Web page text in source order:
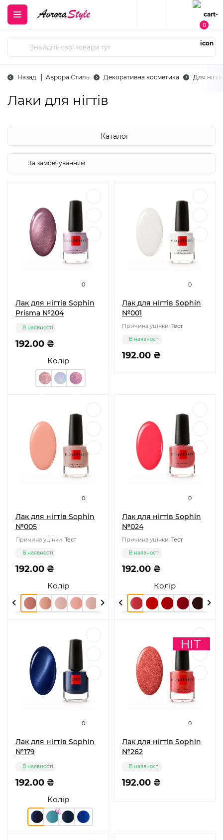
0
Назад Аврора Стиль Декоративна косметика Для нігтів
Лаки для нігтів
Каталог
0
Лак для нігтів Sophin
Prisma №204
Колір
192.00 ₴
В наявності
0
Лак для нігтів Sophin
№001
Причина уцінки: Тест
192.00 ₴
В наявності
0
Лак для нігтів Sophin
№005
Причина уцінки: Тест
Колір
192.00 ₴
В наявності
0
Лак для нігтів Sophin
№024
Причина уцінки: Тест
Колір
192.00 ₴
В наявності
0
Лак для нігтів Sophin
№179
Колір
192.00 ₴
В наявності
0
Лак для нігтів Sophin
№262
192.00 ₴
В наявності